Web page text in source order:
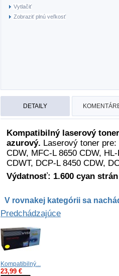
Vytlačiť
Zobraziť plnú veľkosť
DETAILY
Kompatibilný laserový
azurový. Laserový toner pre:
CDW, MFC-L 8650 CDW,
CDWT, DCP-L 8450 CDW,
Výdatnosť: 1.600 cyan
V rovnakej kategórii sa
Predchádzajúce
Kompatibilný...
23,99 €